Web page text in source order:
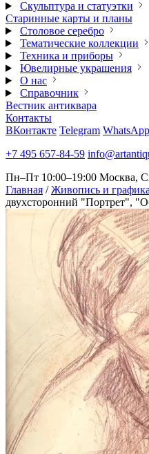
Скульптура и статуэтки
Старинные карты и планы
Столовое серебро
Тематические коллекции
Техника и приборы
Ювелирные украшения
О нас
Справочник
Вестник антиквара
Контакты
ВКонтакте Telegram WhatsApp
+7 495 657-84-59
Пн–Пт 10:00–19:00 Москва,
Главная / Живопись и графика
двухсторонний "Портрет",